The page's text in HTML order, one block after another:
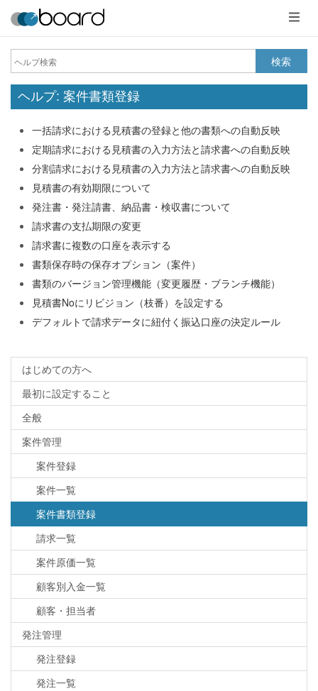
メ
ニ
ュ
ー
検索
ヘルプ: 案件書類登録
一括請求における見積書の登録と他の書類への自動反映
定期請求における見積書の入力方法と請求書への自動反映
分割請求における見積書の入力方法と請求書への自動反映
見積書の有効期限について
発注書・発注請書、納品書・検収書について
請求書の支払期限の変更
請求書に複数の口座を表示する
書類保存時の保存オプション（案件）
書類のバージョン管理機能（変更履歴・ブランチ機能）
見積書Noにリビジョン（枝番）を設定する
デフォルトで請求データに紐付く振込口座の決定ルール
はじめての方へ
最初に設定すること
全般
案件管理
案件登録
案件一覧
案件書類登録
請求一覧
案件原価一覧
顧客別入金一覧
顧客・担当者
発注管理
発注登録
発注一覧